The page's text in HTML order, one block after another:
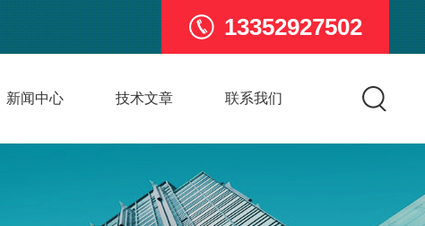
13352927502
新闻中心 技术文章 联系我们